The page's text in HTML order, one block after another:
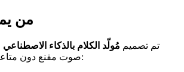
من
تم تصميم مُولّد الكلام بالذكاء الاصطناعي
صوت مقنع دون متاعب التسجيل التقليدي: